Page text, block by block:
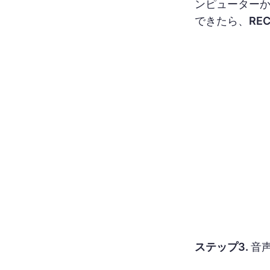
ンピューター
できたら、 REC
ステップ3. 音